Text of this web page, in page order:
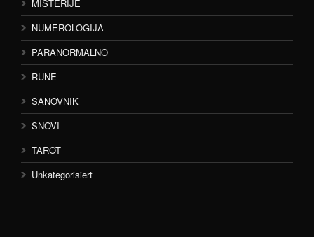
MISTERIJE
NUMEROLOGIJA
PARANORMALNO
RUNE
SANOVNIK
SNOVI
TAROT
Unkategorisiert